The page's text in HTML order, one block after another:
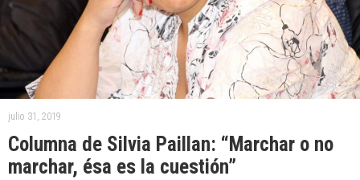
julio 31, 2019
Columna de Silvia Paillan: “Marchar o no
marchar, ésa es la cuestión”